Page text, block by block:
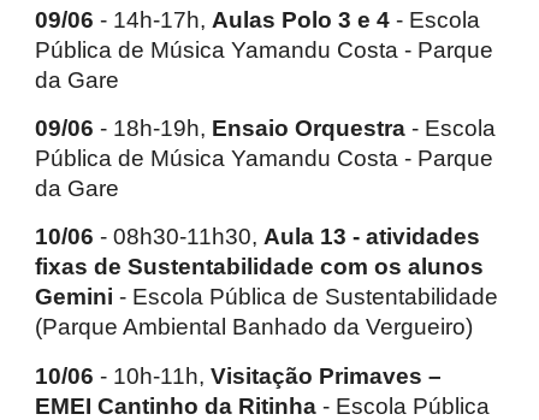
09/06 - 14h-17h, Aulas Polo 3 e 4 - Escola
Pública de Música Yamandu Costa - Parque
da Gare
09/06 - 18h-19h, Ensaio Orquestra - Escola
Pública de Música Yamandu Costa - Parque
da Gare
10/06 - 08h30-11h30,Aula 13 - atividades
fixas de Sustentabilidade com os alunos
Gemini - Escola Pública de Sustentabilidade
(Parque Ambiental Banhado da Vergueiro)
10/06 - 10h-11h,Visitação Primaves –
EMEI Cantinho da Ritinha - Escola Pública